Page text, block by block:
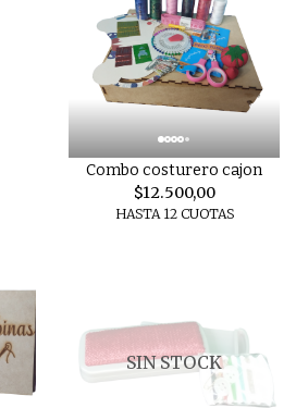
Combo costurero cajon
$12.500,00
HASTA 12 CUOTAS
SIN STOCK